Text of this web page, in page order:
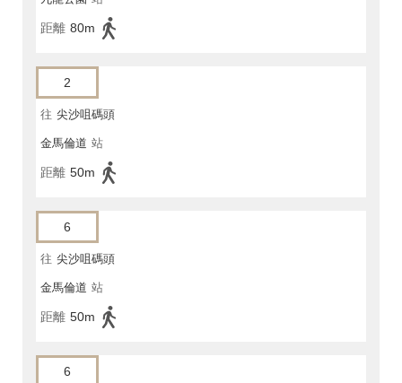
距離 80m
2
往 尖沙咀碼頭
金馬倫道 站
距離 50m
6
往 尖沙咀碼頭
金馬倫道 站
距離 50m
6